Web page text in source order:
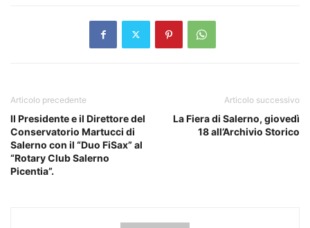
Articolo precedente
Il Presidente e il Direttore del
Conservatorio Martucci di
Salerno con il “Duo FiSax” al
“Rotary Club Salerno
Picentia”.
Articolo successivo
La Fiera di Salerno, giovedì
18 all’Archivio Storico